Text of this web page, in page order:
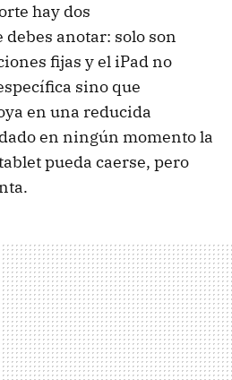
hay dos
anotar: solo son
fijas y el iPad no
sino que
en una reducida
en ningún momento la
pueda caerse, pero